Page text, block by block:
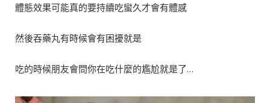
體態效果可能真的要持續吃蠻久才會有體感
然後吞藥丸有時候會有困擾就是
吃的時候朋友會問你在吃什麼的尷尬就是了…